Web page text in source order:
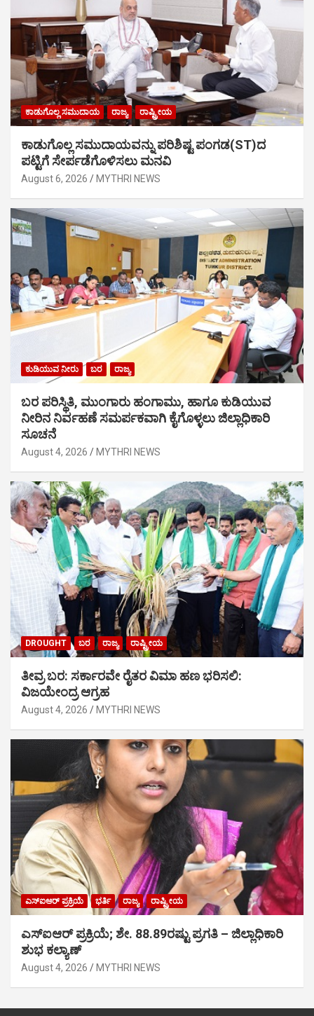
ಕಾಡುಗೊಲ್ಲ ಸಮುದಾಯ ರಾಜ್ಯ ರಾಷ್ಟ್ರೀಯ
ಕಾಡುಗೊಲ್ಲ ಸಮುದಾಯವನ್ನು ಪರಿಶಿಷ್ಟ ಪಂಗಡ(ST)ದ
ಪಟ್ಟಿಗೆ ಸೇರ್ಪಡೆಗೊಳಿಸಲು ಮನವಿ
August 6, 2026 MYTHRI NEWS
ಕುಡಿಯುವ ನೀರು ಬರ ರಾಜ್ಯ
ಬರ ಪರಿಸ್ಥಿತಿ, ಮುಂಗಾರು ಹಂಗಾಮು, ಹಾಗೂ ಕುಡಿಯುವ
ನೀರಿನ ನಿರ್ವಹಣೆ ಸಮರ್ಪಕವಾಗಿ ಕೈಗೊಳ್ಳಲು ಜಿಲ್ಲಾಧಿಕಾರಿ
ಸೂಚನೆ
August 4, 2026 MYTHRI NEWS
DROUGHT ಬರ ರಾಜ್ಯ ರಾಷ್ಟ್ರೀಯ
ತೀವ್ರ ಬರ: ಸರ್ಕಾರವೇ ರೈತರ ವಿಮಾ ಹಣ ಭರಿಸಲಿ:
ವಿಜಯೇಂದ್ರ ಆಗ್ರಹ
August 4, 2026 MYTHRI NEWS
ಎಸ್‍ಐಆರ್ ಪ್ರಕ್ರಿಯೆ ಭರ್ತಿ ರಾಜ್ಯ ರಾಷ್ಟ್ರೀಯ
ಎಸ್‍ಐಆರ್ ಪ್ರಕ್ರಿಯೆ; ಶೇ. 88.89ರಷ್ಟು ಪ್ರಗತಿ – ಜಿಲ್ಲಾಧಿಕಾರಿ
ಶುಭ ಕಲ್ಯಾಣ್
August 4, 2026 MYTHRI NEWS